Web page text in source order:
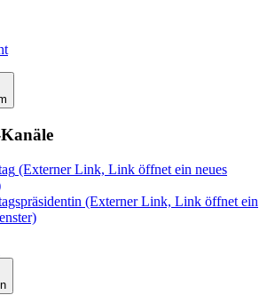
(Externer Link, Link öffnet ein neues
(Externer Link, Link öffnet ein